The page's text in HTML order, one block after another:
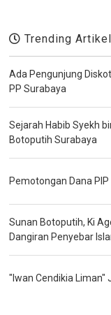
Trending Artikel
Ada Pengunjung
PP Surabaya
Sejarah Habib Syekh
Botoputih Surabaya
Pemotongan Dana
Sunan Botoputih, Ki
Dangiran Penyebar
"Iwan Cendikia Liman"